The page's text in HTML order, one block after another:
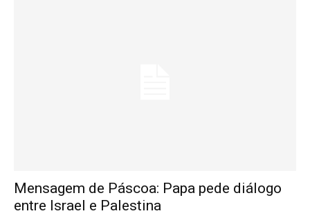
Mensagem de Páscoa: Papa pede diálogo
entre Israel e Palestina